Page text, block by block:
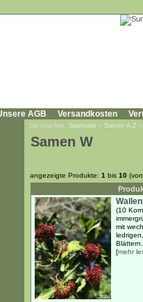
AGB Versandkosten
Sie sind hier: Startseite » Samen A-Z »
Samen W
angezeigte Produkte: 1 bis 10 (von
(10
mit
[mehr